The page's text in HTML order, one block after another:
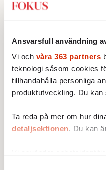
Ansvarsfull användning
Vi och våra 363 partners
teknologi såsom cookies
tillhandahålla personliga
produktutveckling. Du
Ta reda på mer om hur
detaljsektionen. Du kan
som en revy.